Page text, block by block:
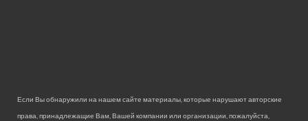
Если Вы обнаружили на нашем сайте материалы, которые нарушают авторские
права, принадлежащие Вам, Вашей компании или организации, пожалуйста,